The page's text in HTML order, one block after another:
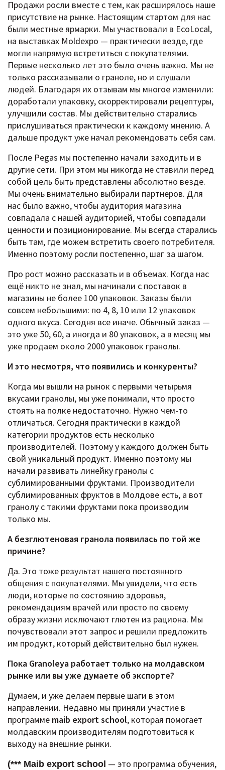
Продажи росли вместе с тем, как расширялось наше
присутствие на рынке. Настоящим стартом для нас
были местные ярмарки. Мы участвовали в EcoLocal,
на выставках Moldexpo — практически везде, где
могли напрямую встретиться с покупателями.
Первые несколько лет это было очень важно. Мы не
только рассказывали о граноле, но и слушали
людей. Благодаря их отзывам мы многое изменили:
доработали упаковку, скорректировали рецептуры,
улучшили состав. Мы действительно старались
прислушиваться практически к каждому мнению. А
дальше продукт уже начал рекомендовать себя сам.
После Pegas мы постепенно начали заходить и в
другие сети. При этом мы никогда не ставили перед
собой цель быть представлены абсолютно везде.
Мы очень внимательно выбирали партнеров. Для
нас было важно, чтобы аудитория магазина
совпадала с нашей аудиторией, чтобы совпадали
ценности и позиционирование. Мы всегда старались
быть там, где можем встретить своего потребителя.
Именно поэтому росли постепенно, шаг за шагом.
Про рост можно рассказать и в объемах. Когда нас
ещё никто не знал, мы начинали с поставок в
магазины не более 100 упаковок. Заказы были
совсем небольшими: по 4, 8, 10 или 12 упаковок
одного вкуса. Сегодня все иначе. Обычный заказ —
это уже 50, 60, а иногда и 80 упаковок, а в месяц мы
уже продаем около 2000 упаковок гранолы.
И это несмотря, что появились и конкуренты?
Когда мы вышли на рынок с первыми четырьмя
вкусами гранолы, мы уже понимали, что просто
стоять на полке недостаточно. Нужно чем-то
отличаться. Сегодня практически в каждой
категории продуктов есть несколько
производителей. Поэтому у каждого должен быть
свой уникальный продукт. Именно поэтому мы
начали развивать линейку гранолы с
сублимированными фруктами. Производители
сублимированных фруктов в Молдове есть, а вот
гранолу с такими фруктами пока производим
только мы.
А безглютеновая гранола появилась по той же
причине?
Да. Это тоже результат нашего постоянного
общения с покупателями. Мы увидели, что есть
люди, которые по состоянию здоровья,
рекомендациям врачей или просто по своему
образу жизни исключают глютен из рациона. Мы
почувствовали этот запрос и решили предложить
им продукт, который действительно был нужен.
Пока Granoleya работает только на молдавском
рынке или вы уже думаете об экспорте?
Думаем, и уже делаем первые шаги в этом
направлении. Недавно мы приняли участие в
программе maib export school, которая помогает
молдавским производителям подготовиться к
выходу на внешние рынки.
(*** Maib export school — это программа обучения,